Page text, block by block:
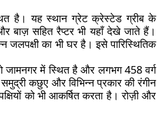
है। यह स्थान ग्रेट क्रेस्टेड ग्रीब के
बाज़ सहित रैप्टर भी यहाँ देखे जाते हैं।
जलपक्षी का भी घर है। इसे पारिस्थितिक
जामनगर में स्थित है और लगभग 458 वर्ग
कछुए और विभिन्न प्रकार की रंगीन
को भी आकर्षित करता है। रोज़ी और